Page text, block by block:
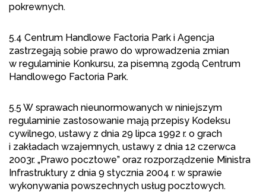
pokrewnych.
5.4 Centrum Handlowe Factoria Park i Agencja
zastrzegają sobie prawo do wprowadzenia zmian
w regulaminie Konkursu, za pisemną zgodą Centrum
Handlowego Factoria Park.
5.5 W sprawach nieunormowanych w niniejszym
regulaminie zastosowanie mają przepisy Kodeksu
cywilnego, ustawy z dnia 29 lipca 1992 r. o grach
i zakładach wzajemnych, ustawy z dnia 12 czerwca
2003r. „Prawo pocztowe” oraz rozporządzenie Ministra
Infrastruktury z dnia 9 stycznia 2004 r. w sprawie
wykonywania powszechnych usług pocztowych.